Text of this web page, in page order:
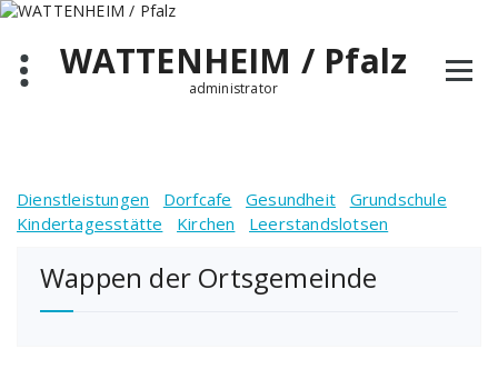
Zum
springenWATTENHEIM / Pfalz
administrator
Dienstleistungen Dorfcafe Gesundheit
Grundschule
Kindertagesstätte
Kirchen Leerstandslotsen
Wappen der Ortsgemeinde